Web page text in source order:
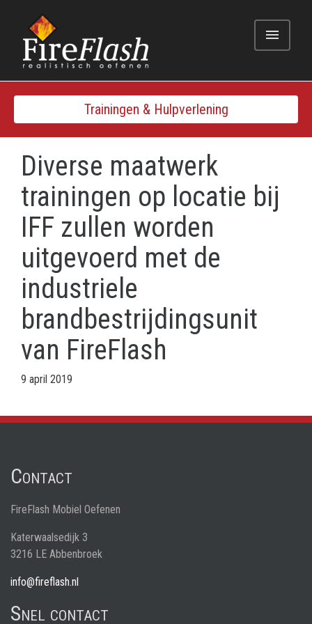
menu
Trainingen & Hulpverlening
Diverse maatwerk
trainingen op locatie bij
IFF zullen worden
uitgevoerd met de
industriele
brandbestrijdingsunit
van FireFlash
9 april 2019
Contact
FireFlash Mobiel Oefenen
Katerwaalsedijk 3
3216 LE Abbenbroek
info@fireflash.nl
Snel contact